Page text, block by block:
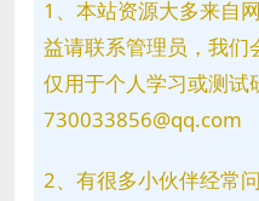
1、本站资源大多来自
益请联系管理员，我们
仅用于个人学习或测试
730033856@qq.com
2、有很多小伙伴经常